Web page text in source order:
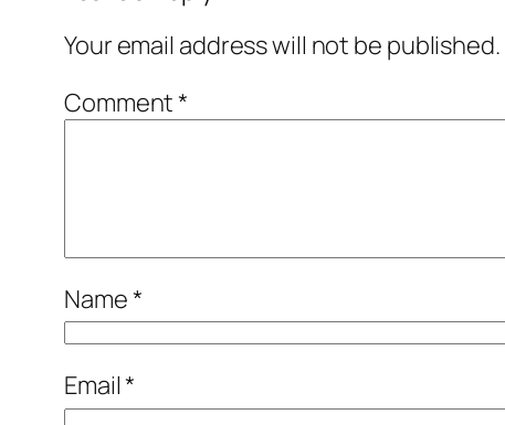
Your email address will not be published.
Comment*
Name*
Email*